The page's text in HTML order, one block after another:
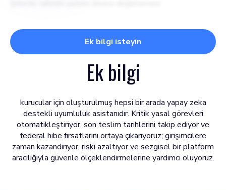
Ek bilgi isteyin
Ek bilgi
kurucular için oluşturulmuş hepsi bir arada yapay zeka
destekli uyumluluk asistanıdır. Kritik yasal görevleri
otomatikleştiriyor, son teslim tarihlerini takip ediyor ve
federal hibe fırsatlarını ortaya çıkarıyoruz; girişimcilere
zaman kazandırıyor, riski azaltıyor ve sezgisel bir platform
aracılığıyla güvenle ölçeklendirmelerine yardımcı oluyoruz.